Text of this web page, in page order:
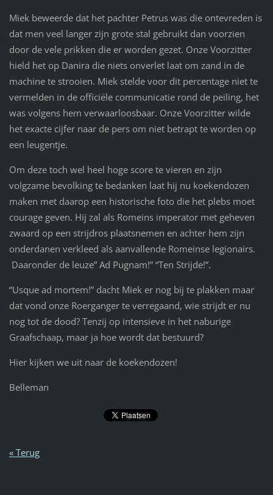
Miek beweerde dat het pachter Petrus was die ontevreden is
dat men veel langer zijn grote stal gebruikt dan voorzien
door de vele prikken die er worden gezet. Onze Voorzitter
hield het op Danira die niets onverlet laat om zand in de
machine te strooien. Miek stelde voor dit percentage niet te
vermelden in de officiële communicatie rond de peiling, het
was volgens hem verwaarloosbaar. Onze Voorzitter wilde
het exacte cijfer naar de pers om niet betrapt te worden op
een leugentje.
Om deze toch wel heel hoge score te vieren en zijn
volgzame bevolking te bedanken laat hij nu koekendozen
maken met daarop een historische foto die het plebs moet
courage geven. Hij zal als Romeins imperator met geheven
zwaard op een strijdros plaatsnemen en achter hem zijn
onderdanen verkleed als aanvallende Romeinse legionairs.
Daaronder de leuze” Ad Pugnam!” “Ten Strijde!”.
“Usque ad mortem!” dacht Miek er nog bij te plakken maar
dat vond onze Roerganger te verregaand, wie strijdt er nu
nog tot de dood? Tenzij op intensieve in het naburige
Graafschaap, maar ja hoe wordt dat bestuurd?
Hier kijken we uit naar de koekendozen!
Belleman
« Terug